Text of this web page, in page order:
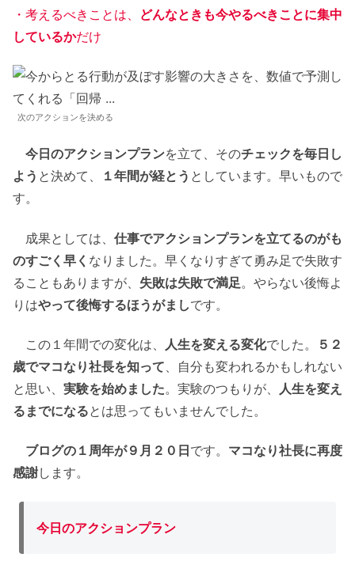
・考えるべきことは、 どんなときも今やるべきことに集中
しているかだけ
次のアクションを決める
今日のアクションプランを立て、そのチェックを毎日し
よう と決めて、 １年間が経とう としています。早いもので
す。
成果としては、 仕事でアクションプランを立てるのがも
のすごく早く なりました。早くなりすぎて勇み足で失敗す
ることもありますが、 失敗は失敗で満足 。やらない後悔よ
りはやって後悔するほうがましです。
この１年間での変化は、 人生を変える変化でした。
５２
歳でマコなり社長を知って、自分も変われるかもしれない
と思い、 実験を始めました。実験のつもりが、 人生を変え
るまでになるとは思ってもいませんでした。
ブログの１周年が９月２０日です。 マコなり社長に再度
感謝します。
今日のアクションプラン